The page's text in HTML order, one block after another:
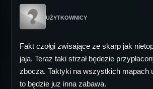
UŻYTKOWNICY
Fakt czołgi zwisające ze skarp jak
jaja. Teraz taki strzał będezie
zbocza. Taktyki na wszystkich mapach
to będzie juz inna zabawa.